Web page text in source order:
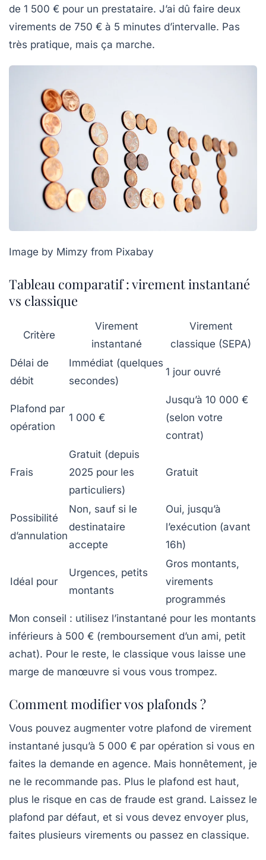
de 1 500 € pour un prestataire. J’ai dû faire deux
virements de 750 € à 5 minutes d’intervalle. Pas
très pratique, mais ça marche.
Image by Mimzy from Pixabay
Tableau comparatif : virement instantané
vs classique
Critère
Virement
instantané
Virement
classique (SEPA)
Délai de
débit
Immédiat (quelques
secondes)
1 jour ouvré
Plafond par
opération
1 000 €
Jusqu’à 10 000 €
(selon votre
contrat)
Frais
Gratuit (depuis
2025 pour les
particuliers)
Gratuit
Possibilité
d’annulation
Non, sauf si le
destinataire
accepte
Oui, jusqu’à
l’exécution (avant
16h)
Idéal pour
Urgences, petits
montants
Gros montants,
virements
programmés
Mon conseil : utilisez l’instantané pour les montants
inférieurs à 500 € (remboursement d’un ami, petit
achat). Pour le reste, le classique vous laisse une
marge de manœuvre si vous vous trompez.
Comment modifier vos plafonds ?
Vous pouvez augmenter votre plafond de virement
instantané jusqu’à 5 000 € par opération si vous en
faites la demande en agence. Mais honnêtement, je
ne le recommande pas. Plus le plafond est haut,
plus le risque en cas de fraude est grand. Laissez le
plafond par défaut, et si vous devez envoyer plus,
faites plusieurs virements ou passez en classique.